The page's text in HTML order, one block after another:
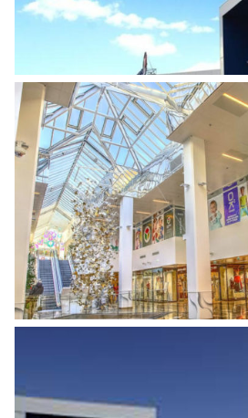
IMPLANTATION
CENTRE
Centre